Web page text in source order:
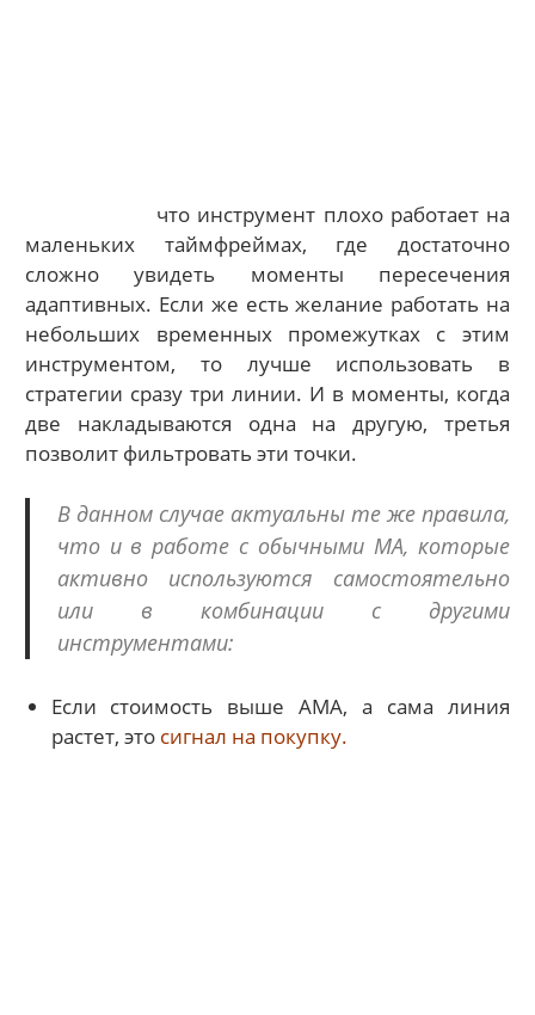
что инструмент плохо работает на
маленьких таймфреймах, где достаточно
сложно увидеть моменты пересечения
адаптивных. Если же есть желание работать на
небольших временных промежутках с этим
инструментом, то лучше использовать в
стратегии сразу три линии. И в моменты, когда
две накладываются одна на другую, третья
позволит фильтровать эти точки.
В данном случае актуальны те же правила,
что и в работе с обычными МА, которые
активно используются самостоятельно
или в комбинации с другими
инструментами:
Если стоимость выше АМА, а сама линия
растет, это сигнал на покупку.